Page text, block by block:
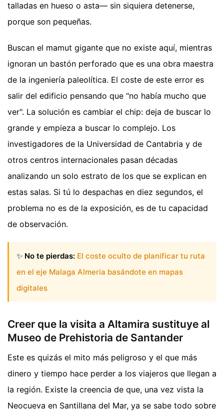
talladas en hueso o asta— sin siquiera detenerse,
porque son pequeñas.
Buscan el mamut gigante que no existe aquí, mientras
ignoran un bastón perforado que es una obra maestra
de la ingeniería paleolítica. El coste de este error es
salir del edificio pensando que "no había mucho que
ver". La solución es cambiar el chip: deja de buscar lo
grande y empieza a buscar lo complejo. Los
investigadores de la Universidad de Cantabria y de
otros centros internacionales pasan décadas
analizando un solo estrato de los que se explican en
estas salas. Si tú lo despachas en diez segundos, el
problema no es de la exposición, es de tu capacidad
de observación.
✨ No te pierdas: El coste oculto de planificar tu ruta
en el eje Malaga Almeria basándote en mapas
digitales
Creer que la visita a Altamira sustituye al
Museo de Prehistoria de Santander
Este es quizás el mito más peligroso y el que más
dinero y tiempo hace perder a los viajeros que llegan a
la región. Existe la creencia de que, una vez vista la
Neocueva en Santillana del Mar, ya se sabe todo sobre